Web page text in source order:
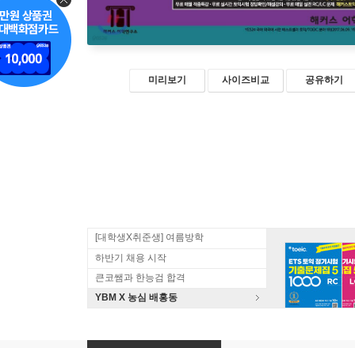
미리보기 사이즈비교 공유하기
[대학생X취준생] 여름방학
하반기 채용 시작
큰코쌤과 한능검 합격
YBM X 농심 배홍동